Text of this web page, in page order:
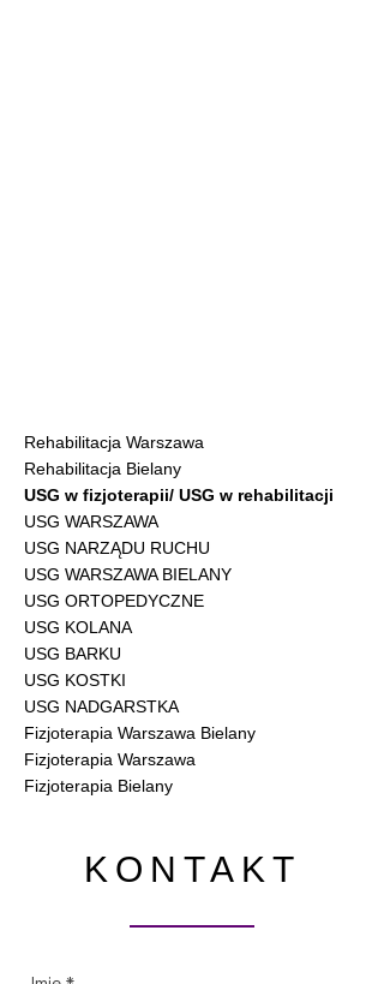
Rehabilitacja Warszawa
Rehabilitacja Bielany
USG w fizjoterapii/ USG w rehabilitacji
USG WARSZAWA
USG NARZĄDU RUCHU
USG WARSZAWA BIELANY
USG ORTOPEDYCZNE
USG KOLANA
USG BARKU
USG KOSTKI
USG NADGARSTKA
Fizjoterapia Warszawa Bielany
Fizjoterapia Warszawa
Fizjoterapia Bielany
KONTAKT